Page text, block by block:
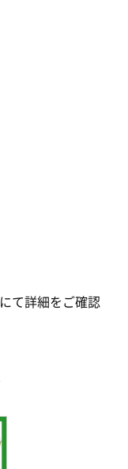
て詳細をご確認